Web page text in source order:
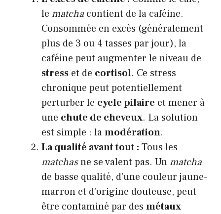
le matcha contient de la caféine.
Consommée en excès (généralement
plus de 3 ou 4 tasses par jour), la
caféine peut augmenter le niveau de
stress et de cortisol. Ce stress
chronique peut potentiellement
perturber le cycle pilaire et mener à
une chute de cheveux. La solution
est simple : lamodération.
La qualité avant tout : Tous les
matchasne se valent pas. Unmatcha
de basse qualité, d’une couleur jaune-
marron et d’origine douteuse, peut
être contaminé par des métaux